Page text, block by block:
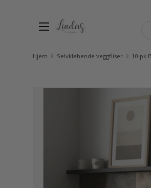
Hjem Selvklebende veggfliser